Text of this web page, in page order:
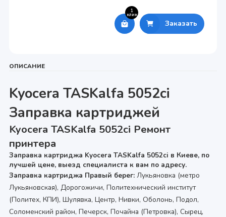
1
клик
Заказать
ОПИСАНИЕ
Kyocera TASKalfa 5052ci
Заправка картриджей
Kyocera TASKalfa 5052ci Ремонт
принтера
Заправка картриджа Kyocera TASKalfa 5052ci в Киеве, по
лучшей цене, выезд специалиста к вам по адресу.
Заправка картриджа Правый берег:Лукьяновка (метро
Лукьяновская), Дорогожичи, Политехнический институт
(Политех, КПИ), Шулявка, Центр, Нивки, Оболонь, Подол,
Соломенский район, Печерск, Почайна (Петровка), Сырец,